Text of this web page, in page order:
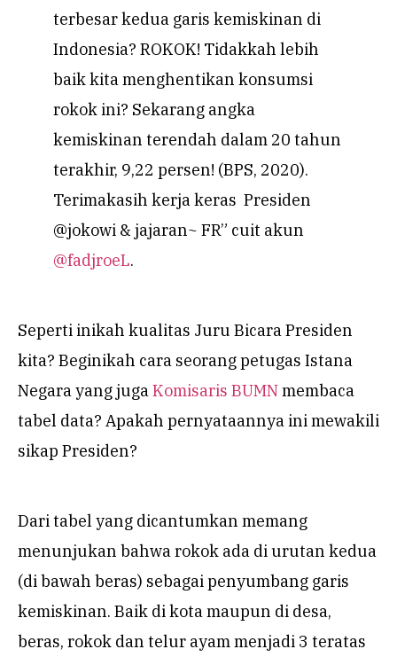
terbesar kedua garis kemiskinan di
Indonesia? ROKOK! Tidakkah lebih
baik kita menghentikan konsumsi
rokok ini? Sekarang angka
kemiskinan terendah dalam 20 tahun
terakhir, 9,22 persen! (BPS, 2020).
Terimakasih kerja keras Presiden
@jokowi & jajaran~ FR” cuit akun
@fadjroeL.
Seperti inikah kualitas Juru Bicara Presiden
kita? Beginikah cara seorang petugas Istana
Negara yang jugaKomisaris BUMNmembaca
tabel data? Apakah pernyataannya ini mewakili
sikap Presiden?
Dari tabel yang dicantumkan memang
menunjukan bahwa rokok ada di urutan kedua
(di bawah beras) sebagai penyumbang garis
kemiskinan. Baik di kota maupun di desa,
beras, rokok dan telur ayam menjadi 3 teratas